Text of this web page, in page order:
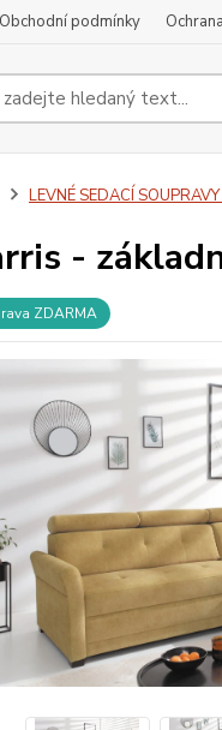
Obchodní podmínky
LEVNÉ SEDACÍ
-
ZDARMA